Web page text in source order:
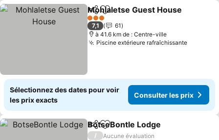
PartagerAjouter à mes favoris
Mohlaletse Guest House
3 Étoiles
7,1
61
à 41.6 km de : Centre-ville
Piscine extérieure rafraîchissante
Sélectionnez des dates pour voir
les prix exacts
Consulter les prix
PartagerAjouter à mes favoris
BotseBontle Lodge
/
Aucune évaluation